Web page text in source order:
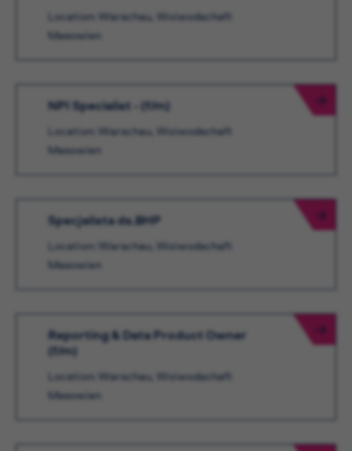
Location: Warschau, Woiwodschaft
Masowien
NPI Specialist - (f/m)
Location: Warschau, Woiwodschaft
Masowien
Specjalista ds.BHP
Location: Warschau, Woiwodschaft
Masowien
Reporting & Data Product Owner
(f/m)
Location: Warschau, Woiwodschaft
Masowien